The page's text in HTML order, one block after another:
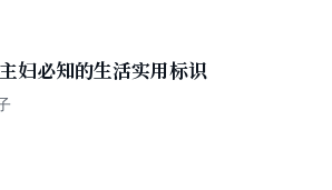
妇必知的生活实用标识